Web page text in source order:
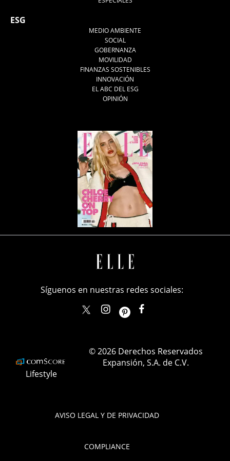
ESG
MEDIO AMBIENTE
SOCIAL
GOBERNANZA
MOVILIDAD
FINANZAS SOSTENIBLES
INNOVACIÓN
EL ABC DEL ESG
OPINIÓN
AVISO LEGAL Y DE PRIVACIDAD
COMPLIANCE
Síguenos en nuestras redes sociales:
elle_mexicoellemexico
Lifestyle
© 2026 Derechos Reservados
Expansión, S.A. de C.V.